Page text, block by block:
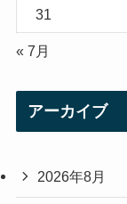
31
« 7月
アーカイブ
2026年8月